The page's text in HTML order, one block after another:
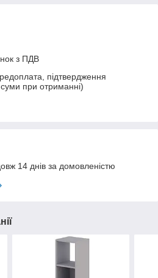
з ПДВ
підтвердження
при отриманні)
14 днів за домовленістю